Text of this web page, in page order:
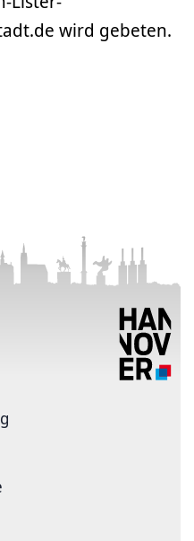
wird gebeten.